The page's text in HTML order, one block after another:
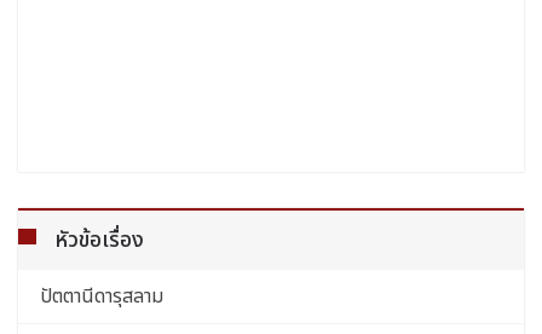
หัวข้อเรื่อง
ปัตตานีดารุสลาม